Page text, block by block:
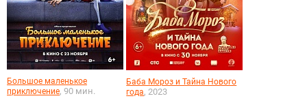
Большое маленькое
приключение, 90 мин.
Баба Мороз и Тайна Нового
года, 2023